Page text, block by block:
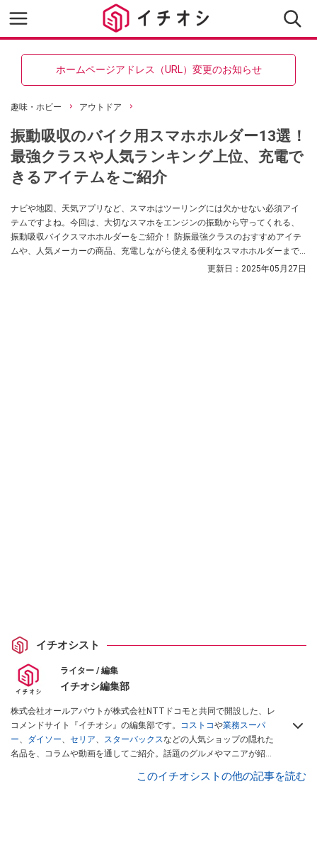
ホームページアドレス（URL）変更のお知らせ
趣味・ホビー アウトドア
振動吸収のバイク用スマホホルダー13選！
最強クラスや人気ランキング上位、充電で
きるアイテムをご紹介
ナビや地図、天気アプリなど、スマホはツーリングには欠かせない必須アイ
テムですよね。今回は、大切なスマホをエンジンの振動から守ってくれる、
振動吸収バイクスマホホルダーをご紹介！ 防振最強クラスのおすすめアイテ
ムや、人気メーカーの商品、充電しながら使える便利なスマホホルダーまで
ピックアップしています。無骨なバイクに合うかっこいいデザインのものも
更新日： 2025年05月27日
イチオシスト
ライター / 編集
イチオシ編集部
株式会社オールアバウトが株式会社NTTドコモと共同で開設した、レ
コメンドサイト『イチオシ』の編集部です。 コストコや業務スーパ
ー、 ダイソー、 セリア、 スターバックスなどの人気ショップの隠れた
名品を、コラムや動画を通してご紹介。話題のグルメやマニアが紹介
インフルエンサーが実際に使用してレビューしています。毎日トレン
このイチオシストの他の記事を読む